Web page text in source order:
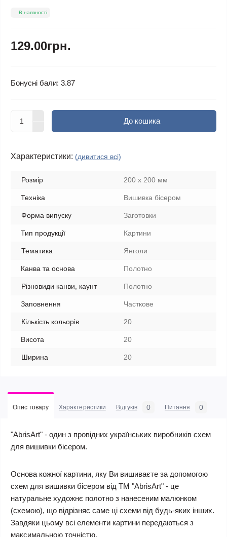
В наявності
129.00грн.
Бонусні бали: 3.87
До кошика
Характеристики: (дивитися всі)
Розмір 200 х 200 мм
Техніка Вишивка бісером
Форма випуску Заготовки
Тип продукції Картини
Тематика Янголи
Канва та основа Полотно
Різновиди канви, каунт Полотно
Заповнення Часткове
Кількість кольорів 20
Висота 20
Ширина 20
Опис товару Характеристики Відгуків 0 Питання 0
"AbrisArt" - один з провідних українських виробників схем
для вишивки бісером.
Основа кожної картини, яку Ви вишиваєте за допомогою
схем для вишивки бісером від ТМ "AbrisArt" - це
натуральне художнє полотно з нанесеним малюнком
(схемою), що відрізняє саме ці схеми від будь-яких інших.
Завдяки цьому всі елементи картини передаються з
максимальною точністю.